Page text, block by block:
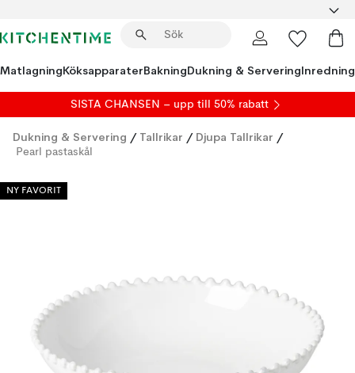
MatlagningKöksapparaterBakningDukning & ServeringInredning
SISTA CHANSEN – upp till 50% rabatt
Dukning & Servering / Tallrikar / Djupa Tallrikar /
Pearl pastaskål
NY FAVORIT